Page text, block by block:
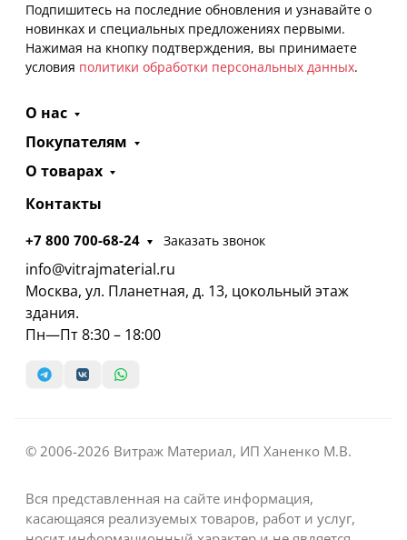
Подпишитесь на последние обновления и узнавайте о
новинках и специальных предложениях первыми.
Нажимая на кнопку подтверждения, вы принимаете
условия политики обработки персональных данных.
О нас
Покупателям
О товарах
Контакты
+7 800 700-68-24 Заказать звонок
info@vitrajmaterial.ru
Москва, ул. Планетная, д. 13, цокольный этаж
здания.
Пн—Пт 8:30 – 18:00
© 2006-2026 Витраж Материал, ИП Ханенко М.В.
Вся представленная на сайте информация,
касающаяся реализуемых товаров, работ и услуг,